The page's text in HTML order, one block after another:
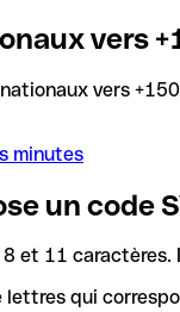
vers
vers
minutes
un code
et 11 caractères.
lettres qui